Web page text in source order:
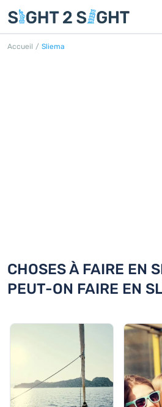
Accueil / Sliema
CHOSES À FAIRE EN
PEUT-ON FAIRE EN